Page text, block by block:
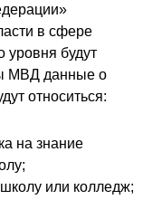
в сфере
уровня будут
МВД данные о
относиться:
на знание
или колледж;